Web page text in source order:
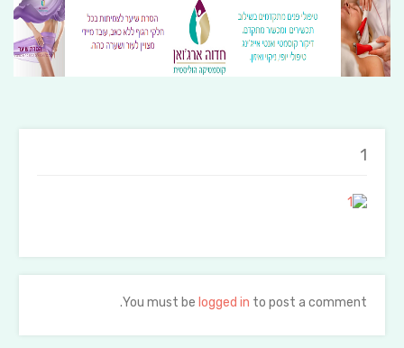
1
You must be logged in to post a comment.